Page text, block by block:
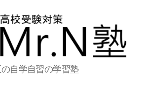
自学自習の学習塾